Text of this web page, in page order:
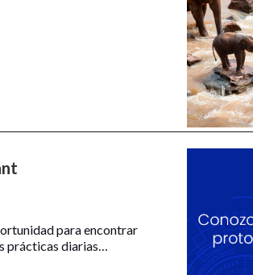
para encontrar
prácticas diarias…